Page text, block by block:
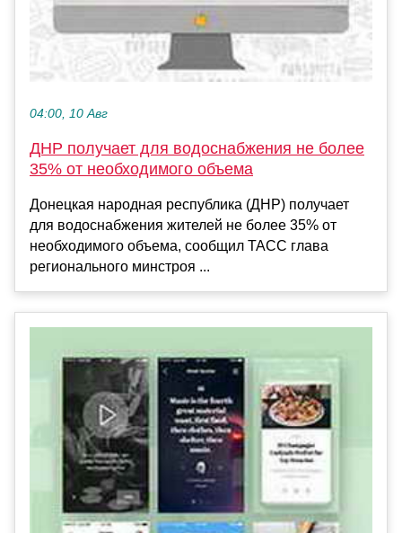
04:00, 10 Авг
ДНР получает для водоснабжения не более
35% от необходимого объема
Донецкая народная республика (ДНР) получает
для водоснабжения жителей не более 35% от
необходимого объема, сообщил ТАСС глава
регионального минстроя ...